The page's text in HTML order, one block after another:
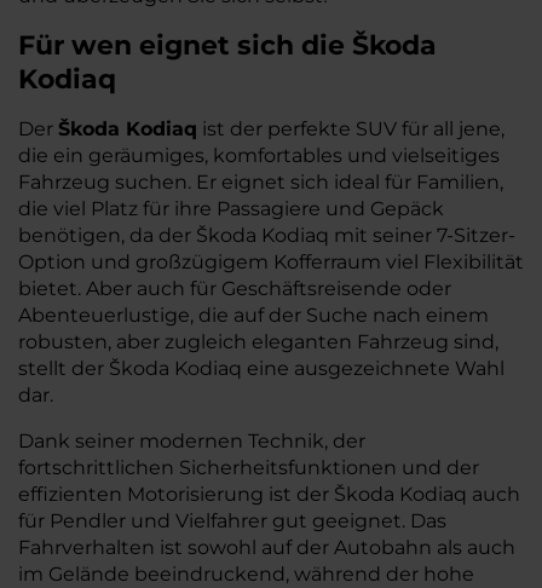
Für wen eignet sich die Škoda
Kodiaq
Der Škoda Kodiaq ist der perfekte SUV für all jene,
die ein geräumiges, komfortables und vielseitiges
Fahrzeug suchen. Er eignet sich ideal für Familien,
die viel Platz für ihre Passagiere und Gepäck
benötigen, da der Škoda Kodiaq mit seiner 7-Sitzer-
Option und großzügigem Kofferraum viel Flexibilität
bietet. Aber auch für Geschäftsreisende oder
Abenteuerlustige, die auf der Suche nach einem
robusten, aber zugleich eleganten Fahrzeug sind,
stellt der Škoda Kodiaq eine ausgezeichnete Wahl
dar.
Dank seiner modernen Technik, der
fortschrittlichen Sicherheitsfunktionen und der
effizienten Motorisierung ist der Škoda Kodiaq auch
für Pendler und Vielfahrer gut geeignet. Das
Fahrverhalten ist sowohl auf der Autobahn als auch
im Gelände beeindruckend, während der hohe